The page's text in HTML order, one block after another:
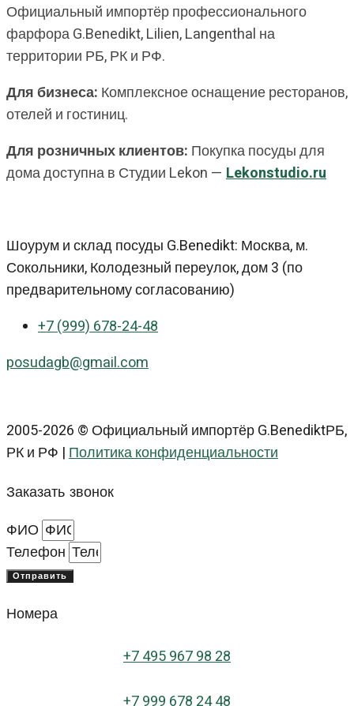
Официальный импортёр профессионального
фарфора G.Benedikt, Lilien, Langenthal на
территории РБ, РК и РФ.
Для бизнеса: Комплексное оснащение ресторанов,
отелей и гостиниц.
Для розничных клиентов: Покупка посуды для
дома доступна в Студии Lekon — Lekonstudio.ru
Шоурум и склад посуды G.Benedikt: Москва, м.
Сокольники, Колодезный переулок, дом 3 (по
предварительному согласованию)
+7 (999) 678-24-48
posudagb@gmail.com
2005-2026 © Официальный импортёр G.BenediktРБ,
РК и РФ |Политика конфиденциальности
Заказать звонок
ФИО
Телефон
Отправить
Номера
+7 495 967 98 28
+7 999 678 24 48